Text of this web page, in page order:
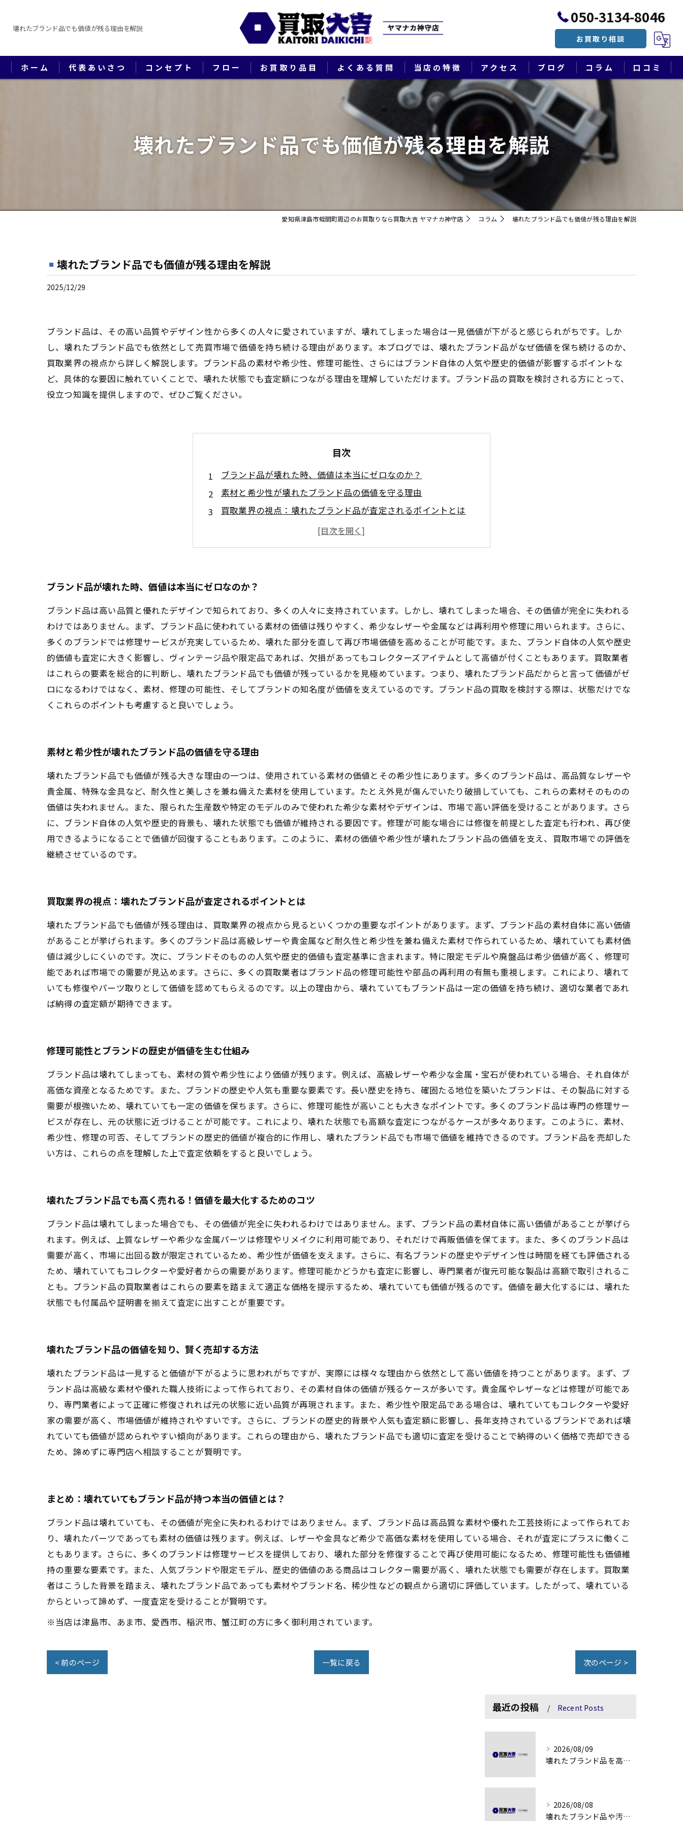
壊れたブランド品でも価値が残る理由を解説
050-3134-8046
お買取り相談
ホーム 代表あいさつ コンセプト フロー お買取り品目 よくある質問 当店の特徴
ブランド
貴金属
切手
生前整理・遺品整理・終活
アクセス
漫画特集
ブログ コラム 口コミ
壊れたブランド品でも価値が残る理由を解説
愛知県津島市蛭間町周辺のお買取りなら買取大吉 ヤマナカ神守店 コラム 壊れたブランド品でも価値が残る理由を解説
壊れたブランド品でも価値が残る理由を解説
2025/12/29
ブランド品は、その高い品質やデザイン性から多くの人々に愛されていますが、壊れてしまった場合は一見価値が下がると感じられがちです。しか
し、壊れたブランド品でも依然として売買市場で価値を持ち続ける理由があります。本ブログでは、壊れたブランド品がなぜ価値を保ち続けるのか、
買取業界の視点から詳しく解説します。ブランド品の素材や希少性、修理可能性、さらにはブランド自体の人気や歴史的価値が影響するポイントな
ど、具体的な要因に触れていくことで、壊れた状態でも査定額につながる理由を理解していただけます。ブランド品の買取を検討される方にとって、
役立つ知識を提供しますので、ぜひご覧ください。
目次
ブランド品が壊れた時、価値は本当にゼロなのか？
素材と希少性が壊れたブランド品の価値を守る理由
買取業界の視点：壊れたブランド品が査定されるポイントとは
修理可能性とブランドの歴史が価値を生む仕組み
壊れたブランド品でも高く売れる！価値を最大化するためのコツ
まとめ：壊れていてもブランド品が持つ本当の価値とは？
ブランド品が壊れた時、価値は本当にゼロなのか？
ブランド品は高い品質と優れたデザインで知られており、多くの人々に支持されています。しかし、壊れてしまった場合、その価値が完全に失われる
わけではありません。まず、ブランド品に使われている素材の価値は残りやすく、希少なレザーや金属などは再利用や修理に用いられます。さらに、
多くのブランドでは修理サービスが充実しているため、壊れた部分を直して再び市場価値を高めることが可能です。また、ブランド自体の人気や歴史
的価値も査定に大きく影響し、ヴィンテージ品や限定品であれば、欠損があってもコレクターズアイテムとして高値が付くこともあります。買取業者
はこれらの要素を総合的に判断し、壊れたブランド品でも価値が残っているかを見極めています。つまり、壊れたブランド品だからと言って価値がゼ
ロになるわけではなく、素材、修理の可能性、そしてブランドの知名度が価値を支えているのです。ブランド品の買取を検討する際は、状態だけでな
くこれらのポイントも考慮すると良いでしょう。
素材と希少性が壊れたブランド品の価値を守る理由
壊れたブランド品でも価値が残る大きな理由の一つは、使用されている素材の価値とその希少性にあります。多くのブランド品は、高品質なレザーや
貴金属、特殊な金具など、耐久性と美しさを兼ね備えた素材を使用しています。たとえ外見が傷んでいたり破損していても、これらの素材そのものの
価値は失われません。また、限られた生産数や特定のモデルのみで使われた希少な素材やデザインは、市場で高い評価を受けることがあります。さら
に、ブランド自体の人気や歴史的背景も、壊れた状態でも価値が維持される要因です。修理が可能な場合には修復を前提とした査定も行われ、再び使
用できるようになることで価値が回復することもあります。このように、素材の価値や希少性が壊れたブランド品の価値を支え、買取市場での評価を
継続させているのです。
買取業界の視点：壊れたブランド品が査定されるポイントとは
壊れたブランド品でも価値が残る理由は、買取業界の視点から見るといくつかの重要なポイントがあります。まず、ブランド品の素材自体に高い価値
があることが挙げられます。多くのブランド品は高級レザーや貴金属など耐久性と希少性を兼ね備えた素材で作られているため、壊れていても素材価
値は減少しにくいのです。次に、ブランドそのものの人気や歴史的価値も査定基準に含まれます。特に限定モデルや廃盤品は希少価値が高く、修理可
能であれば市場での需要が見込めます。さらに、多くの買取業者はブランド品の修理可能性や部品の再利用の有無も重視します。これにより、壊れて
いても修復やパーツ取りとして価値を認めてもらえるのです。以上の理由から、壊れていてもブランド品は一定の価値を持ち続け、適切な業者であれ
ば納得の査定額が期待できます。
修理可能性とブランドの歴史が価値を生む仕組み
ブランド品は壊れてしまっても、素材の質や希少性により価値が残ります。例えば、高級レザーや希少な金属・宝石が使われている場合、それ自体が
高価な資産となるためです。また、ブランドの歴史や人気も重要な要素です。長い歴史を持ち、確固たる地位を築いたブランドは、その製品に対する
需要が根強いため、壊れていても一定の価値を保ちます。さらに、修理可能性が高いことも大きなポイントです。多くのブランド品は専門の修理サー
ビスが存在し、元の状態に近づけることが可能です。これにより、壊れた状態でも高額な査定につながるケースが多々あります。このように、素材、
希少性、修理の可否、そしてブランドの歴史的価値が複合的に作用し、壊れたブランド品でも市場で価値を維持できるのです。ブランド品を売却した
い方は、これらの点を理解した上で査定依頼をすると良いでしょう。
壊れたブランド品でも高く売れる！価値を最大化するためのコツ
ブランド品は壊れてしまった場合でも、その価値が完全に失われるわけではありません。まず、ブランド品の素材自体に高い価値があることが挙げら
れます。例えば、上質なレザーや希少な金属パーツは修理やリメイクに利用可能であり、それだけで再販価値を保てます。また、多くのブランド品は
需要が高く、市場に出回る数が限定されているため、希少性が価値を支えます。さらに、有名ブランドの歴史やデザイン性は時間を経ても評価される
ため、壊れていてもコレクターや愛好者からの需要があります。修理可能かどうかも査定に影響し、専門業者が復元可能な製品は高額で取引されるこ
とも。ブランド品の買取業者はこれらの要素を踏まえて適正な価格を提示するため、壊れていても価値が残るのです。価値を最大化するには、壊れた
状態でも付属品や証明書を揃えて査定に出すことが重要です。
壊れたブランド品の価値を知り、賢く売却する方法
壊れたブランド品は一見すると価値が下がるように思われがちですが、実際には様々な理由から依然として高い価値を持つことがあります。まず、ブ
ランド品は高級な素材や優れた職人技術によって作られており、その素材自体の価値が残るケースが多いです。貴金属やレザーなどは修理が可能であ
り、専門業者によって正確に修復されれば元の状態に近い品質が再現されます。また、希少性や限定品である場合は、壊れていてもコレクターや愛好
家の需要が高く、市場価値が維持されやすいです。さらに、ブランドの歴史的背景や人気も査定額に影響し、長年支持されているブランドであれば壊
れていても価値が認められやすい傾向があります。これらの理由から、壊れたブランド品でも適切に査定を受けることで納得のいく価格で売却できる
ため、諦めずに専門店へ相談することが賢明です。
まとめ：壊れていてもブランド品が持つ本当の価値とは？
ブランド品は壊れていても、その価値が完全に失われるわけではありません。まず、ブランド品は高品質な素材や優れた工芸技術によって作られてお
り、壊れたパーツであっても素材の価値は残ります。例えば、レザーや金具など希少で高価な素材を使用している場合、それが査定にプラスに働くこ
ともあります。さらに、多くのブランドは修理サービスを提供しており、壊れた部分を修復することで再び使用可能になるため、修理可能性も価値維
持の重要な要素です。また、人気ブランドや限定モデル、歴史的価値のある商品はコレクター需要が高く、壊れた状態でも需要が存在します。買取業
者はこうした背景を踏まえ、壊れたブランド品であっても素材やブランド名、稀少性などの観点から適切に評価しています。したがって、壊れている
からといって諦めず、一度査定を受けることが賢明です。
※当店は津島市、あま市、愛西市、稲沢市、蟹江町の方に多く御利用されています。
< 前のページ 一覧に戻る 次のページ >
最近の投稿 Recent Posts
2026/08/09
壊れたブランド品を高額査定に変える秘訣
2026/08/08
壊れたブランド品や汚れアクセサリーの買取価値解説